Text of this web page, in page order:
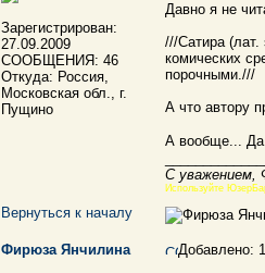
Зарегистрирован:
27.09.2009
СООБЩЕНИЯ: 46
Откуда: Россия,
Московская обл., г.
Пущино
Давно я не
///Сатира (лат.
комических
порочными.///
А что автору
А вообще...
С уважением,
Используйте
Вернуться к началу
Фирюза Янчилина
Добавлено: 1